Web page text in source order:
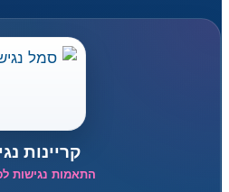
קריינות
התאמות נגישות